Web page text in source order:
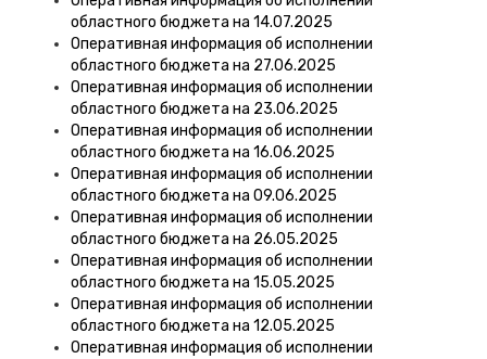
областного бюджета на 14.07.2025
Оперативная информация об исполнении
областного бюджета на 27.06.2025
Оперативная информация об исполнении
областного бюджета на 23.06.2025
Оперативная информация об исполнении
областного бюджета на 16.06.2025
Оперативная информация об исполнении
областного бюджета на 09.06.2025
Оперативная информация об исполнении
областного бюджета на 26.05.2025
Оперативная информация об исполнении
областного бюджета на 15.05.2025
Оперативная информация об исполнении
областного бюджета на 12.05.2025
Оперативная информация об исполнении